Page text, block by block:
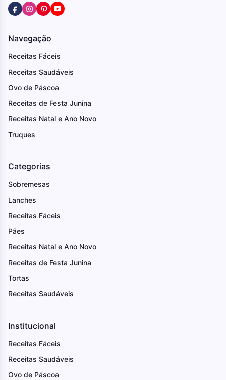
Navegação
Receitas Fáceis
Receitas Saudáveis
Ovo de Páscoa
Receitas de Festa Junina
Receitas Natal e Ano Novo
Truques
Categorias
Sobremesas
Lanches
Receitas Fáceis
Pães
Receitas Natal e Ano Novo
Receitas de Festa Junina
Tortas
Receitas Saudáveis
Institucional
Receitas Fáceis
Receitas Saudáveis
Ovo de Páscoa